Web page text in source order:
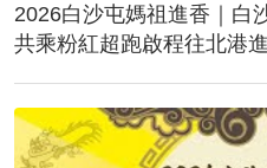
2026白沙屯媽祖進香｜白
共乘粉紅超跑啟程往北港